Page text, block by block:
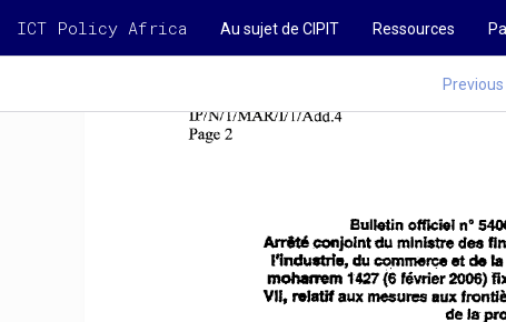
ICT Policy Africa Au sujet de CIPIT Ressources
Previous
IPINIlIMARIJj11AddA
Page2
Bulletin offieiel n°
Arrité cnnjointdu mlnistre dea
l'industrie, du commerce et dela
I11Oham!m 1427(6 février 2006)
VII, relatif aux mesures BUX
de la